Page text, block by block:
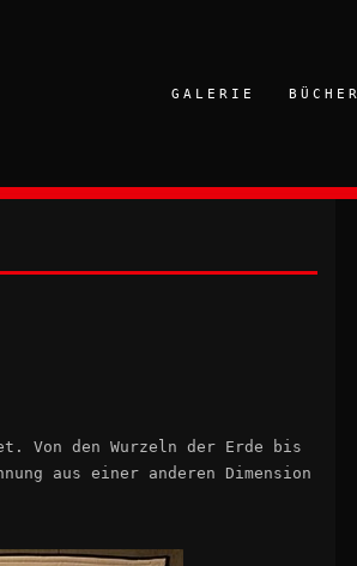
GALERIE BÜCHER
Von den Wurzeln der Erde bis
aus einer anderen Dimension